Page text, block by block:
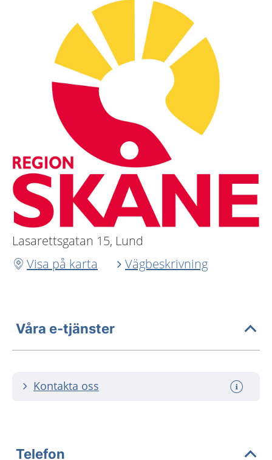
Lasarettsgatan 15, Lund
Visa på karta
Vägbeskrivning
Våra e-tjänster
Kontakta oss
Telefon